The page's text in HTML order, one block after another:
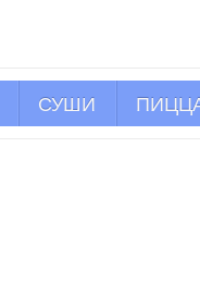
СУШИ